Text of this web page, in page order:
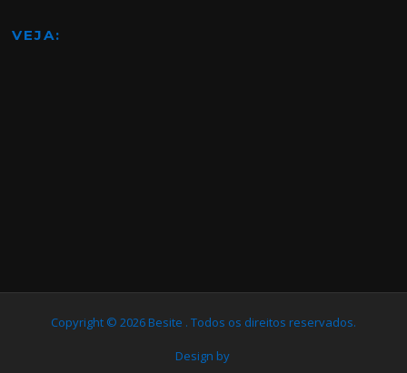
VEJA:
Copyright © 2026 Besite . Todos os direitos reservados.
Design by